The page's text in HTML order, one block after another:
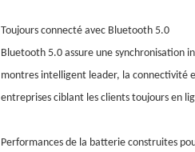
Toujours connecté avec Bluetooth 5.0
Bluetooth 5.0 assure une synchronisation
montres intelligent leader, la connectivité
entreprises ciblant les clients toujours en
Performances de la batterie construites